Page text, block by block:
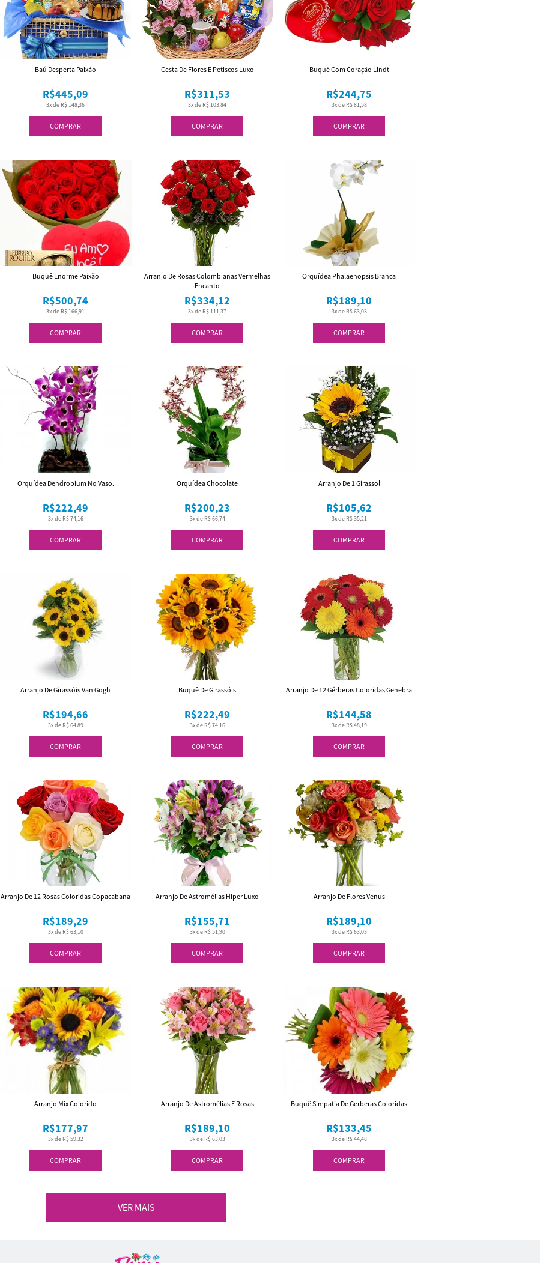
COMPRAR
3x de R$ 148,36
R$445,09
Baú Desperta Paixão
COMPRAR
3x de R$ 103,84
R$311,53
Cesta De Flores E Petiscos Luxo
COMPRAR
3x de R$ 81,58
R$244,75
Buquê Com Coração Lindt
COMPRAR
3x de R$ 166,91
R$500,74
Buquê Enorme Paixão
COMPRAR
3x de R$ 111,37
R$334,12
Arranjo De Rosas Colombianas Vermelhas
Encanto
COMPRAR
3x de R$ 63,03
R$189,10
Orquídea Phalaenopsis Branca
COMPRAR
3x de R$ 74,16
R$222,49
Orquídea Dendrobium No Vaso.
COMPRAR
3x de R$ 66,74
R$200,23
Orquídea Chocolate
COMPRAR
3x de R$ 35,21
R$105,62
Arranjo De 1 Girassol
COMPRAR
3x de R$ 64,89
R$194,66
Arranjo De Girassóis Van Gogh
COMPRAR
3x de R$ 74,16
R$222,49
Buquê De Girassóis
COMPRAR
3x de R$ 48,19
R$144,58
Arranjo De 12 Gérberas Coloridas Genebra
COMPRAR
3x de R$ 63,10
R$189,29
Arranjo De 12 Rosas Coloridas Copacabana
COMPRAR
3x de R$ 51,90
R$155,71
Arranjo De Astromélias Hiper Luxo
COMPRAR
3x de R$ 63,03
R$189,10
Arranjo De Flores Venus
COMPRAR
3x de R$ 59,32
R$177,97
Arranjo Mix Colorido
COMPRAR
3x de R$ 63,03
R$189,10
Arranjo De Astromélias E Rosas
COMPRAR
3x de R$ 44,48
R$133,45
Buquê Simpatia De Gerberas Coloridas
VER MAIS